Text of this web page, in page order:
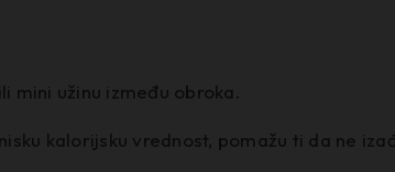
mini užinu između obroka.
kalorijsku vrednost, pomažu ti da ne